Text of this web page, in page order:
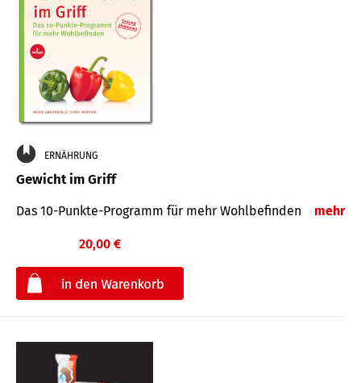
ERNÄHRUNG
Gewicht im Griff
Das 10-Punkte-Programm für mehr Wohlbefinden mehr
20,00 €